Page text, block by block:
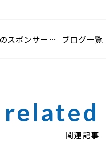
スポンサー契
ブログ一覧
関連記事